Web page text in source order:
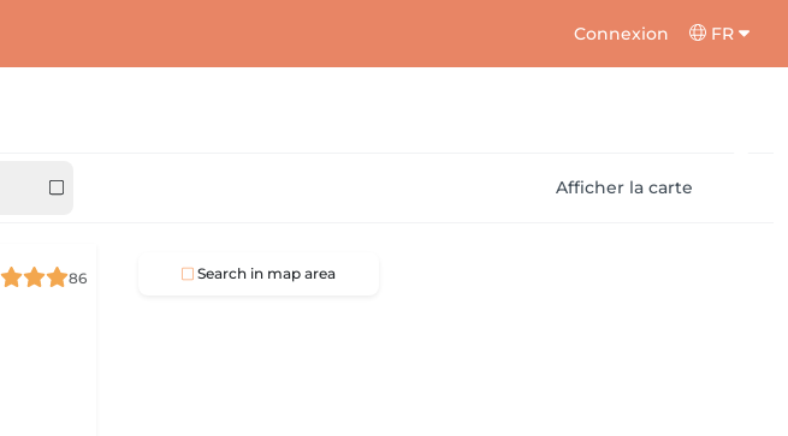
Connexion FR
Afficher la carte
86
Search in map area